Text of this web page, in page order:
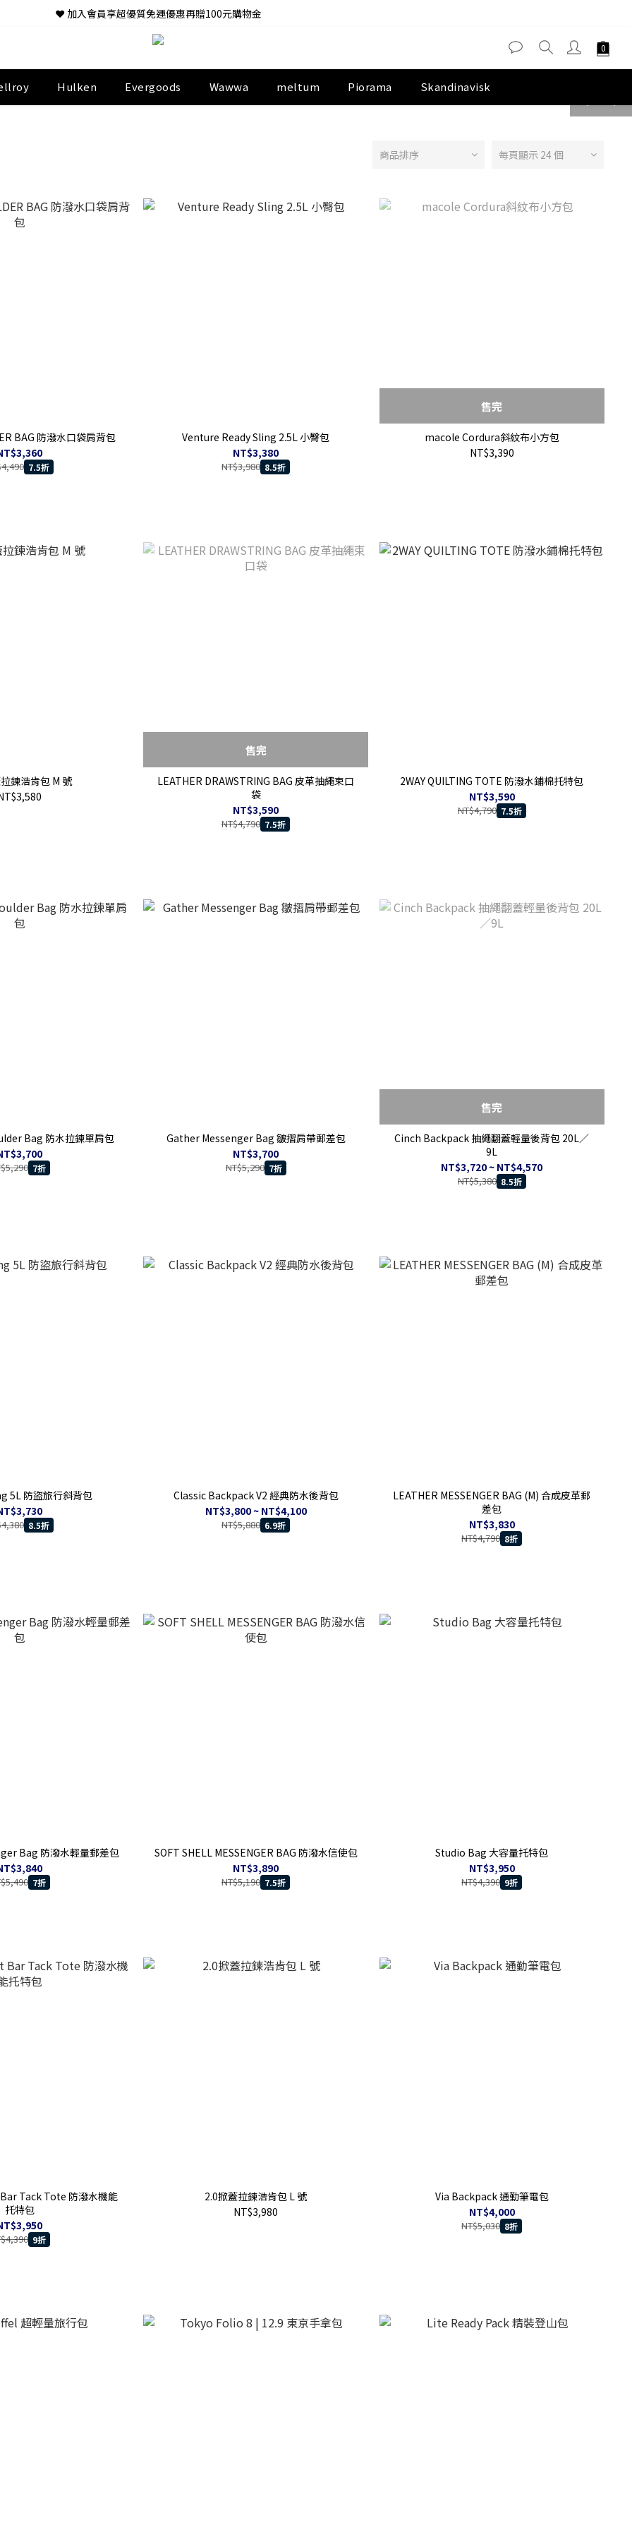
❤ 加入會員享超優質免運優惠再贈100元購物金
Hulken Evergoods Wawwa meltum Piorama Skandinavisk
商品排序 每頁顯示 24 個
BAG 防潑水口袋肩背包
7.5折
Venture Ready Sling 2.5L 小臀包
NT$3,380
NT$3,980 8.5折
售完
macole Cordura斜紋布小方包
NT$3,390
鍊浩肯包 M 號
售完
LEATHER DRAWSTRING BAG 皮革抽繩束口
袋
NT$3,590
NT$4,790 7.5折
2WAY QUILTING TOTE 防潑水鋪棉托特包
NT$3,590
NT$4,790 7.5折
Bag 防水拉鍊單肩包
7折
Gather Messenger Bag 皺摺肩帶郵差包
NT$3,700
NT$5,290 7折
售完
Cinch Backpack 抽繩翻蓋輕量後背包 20L／
9L
NT$3,720 ~ NT$4,570
NT$5,380 8.5折
5L 防盜旅行斜背包
8.5折
Classic Backpack V2 經典防水後背包
NT$3,800 ~ NT$4,100
NT$5,880 6.9折
LEATHER MESSENGER BAG (M) 合成皮革郵
差包
NT$3,830
NT$4,790 8折
Bag 防潑水輕量郵差包
7折
SOFT SHELL MESSENGER BAG 防潑水信使包
NT$3,890
NT$5,190 7.5折
Studio Bag 大容量托特包
NT$3,950
NT$4,390 9折
Tack Tote 防潑水機能
托特包
9折
2.0掀蓋拉鍊浩肯包 L 號
NT$3,980
Via Backpack 通勤筆電包
NT$4,000
NT$5,030 8折